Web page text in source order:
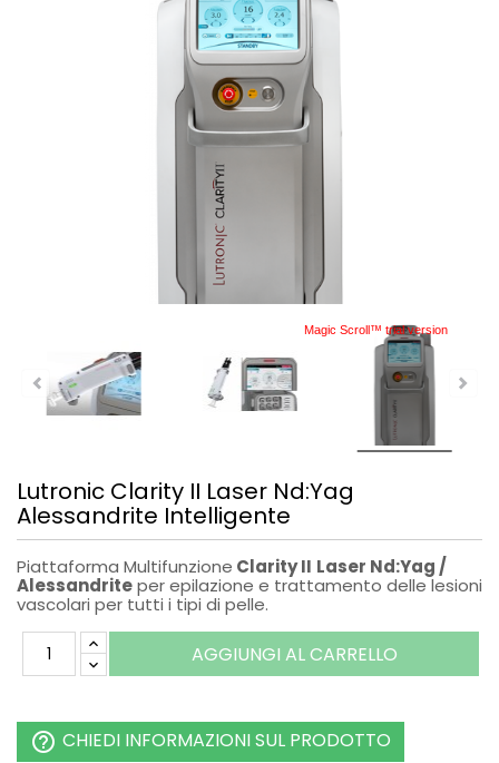
Magic Scroll™ trial version
Lutronic Clarity II Laser Nd:Yag
Alessandrite Intelligente
Piattaforma Multifunzione Clarity II Laser Nd:Yag /
Alessandriteper epilazione e trattamento delle lesioni
vascolari per tutti i tipi di pelle.
AGGIUNGI AL CARRELLO
help_outline CHIEDI INFORMAZIONI SUL PRODOTTO